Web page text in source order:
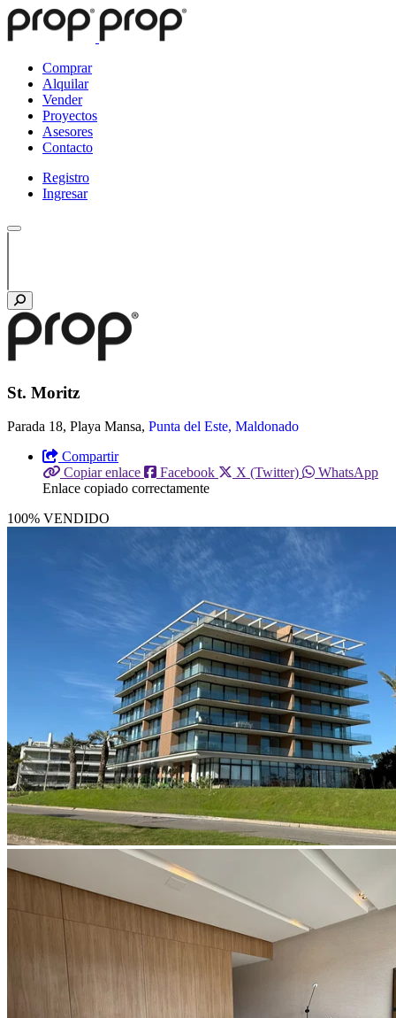
Comprar
Alquilar
Vender
Proyectos
Asesores
Contacto
Registro
Ingresar
St. Moritz
Parada 18, Playa Mansa, Punta del Este, Maldonado
Compartir
Copiar enlace
Facebook X (Twitter)
WhatsApp
Enlace copiado correctamente
100% VENDIDO